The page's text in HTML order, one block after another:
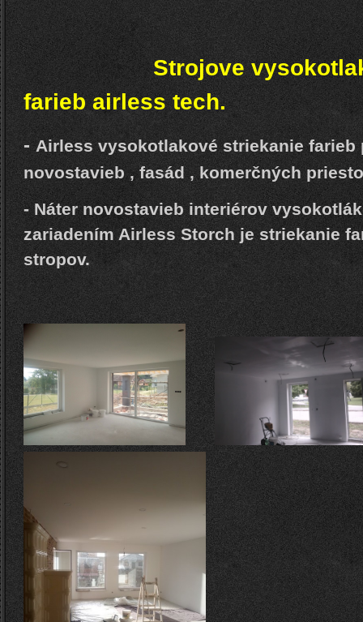
Strojove
farieb airless tech.
-Airless vysokotlakové striekanie
novostavieb , fasád , komerčných
- Náter novostavieb interiérov
zariadením Airless Storch je striekanie
stropov.